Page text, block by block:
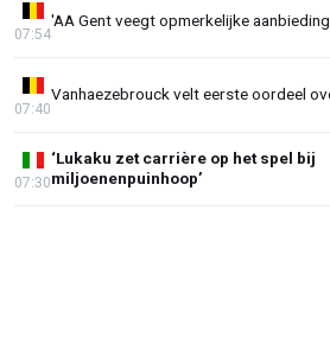
'AA Gent veegt opmerkelijke
07:54
Vanhaezebrouck velt eerste oordeel
07:40
‘Lukaku zet carrière op het spel bij
miljoenenpuinhoop’
07:30